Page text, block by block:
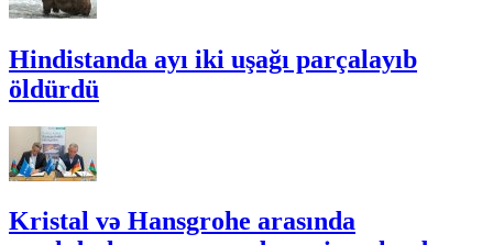
Hindistanda ayı iki uşağı parçalayıb
öldürdü
Kristal və Hansgrohe arasında